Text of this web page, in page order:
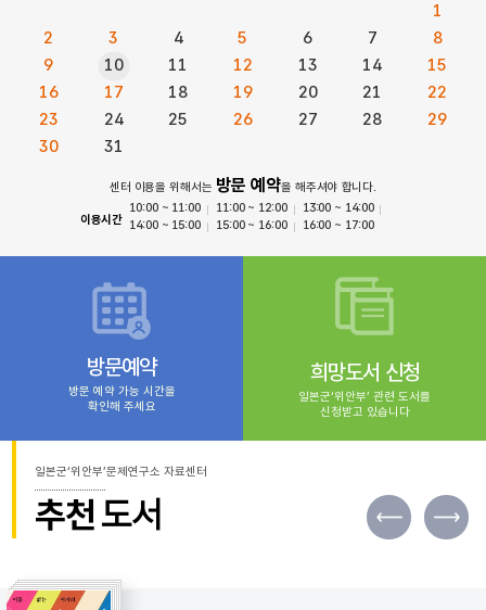
방문예약
방문 예약 가능 시간을
확인해 주세요
희망도서 신청
일본군‘위안부’ 관련 도서를
신청받고 있습니다
1
2
3 4 5 6 7
8
9
10 11 12 13 14
15
16
17 18 19 20 21
22
23
24 25 26 27 28
29
30
31
센터 이용을 위해서는 방문 예약을 해주셔야 합니다.
이용시간
10:00 ~ 11:00 11:00 ~ 12:00
13:00 ~ 14:00
14:00 ~ 15:00
15:00 ~ 16:00 16:00 ~ 17:00
일본군‘위안부’문제연구소 자료센터
추천도서